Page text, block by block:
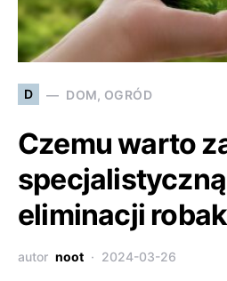
D DOM, OGRÓD
Czemu warto
eliminacji
autor noot 2024-03-26